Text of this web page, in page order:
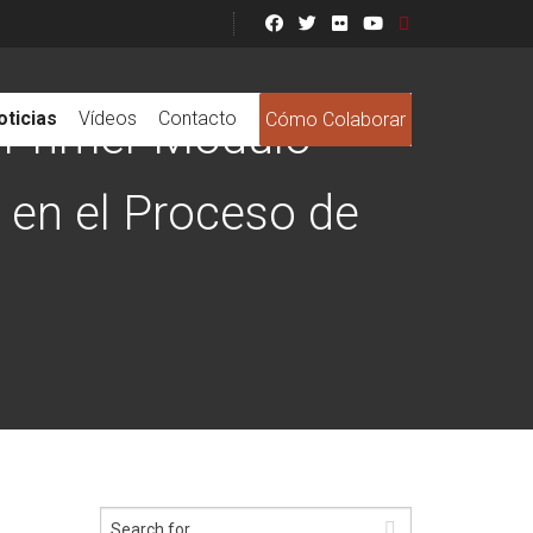
Vídeos Contacto Cómo Colaborar
Módulo -
el Proceso de